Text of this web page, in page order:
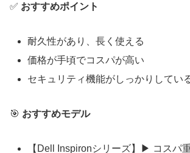
✅ おすすめポイント
耐久性があり、長く使える
価格が手頃でコスパが高い
セキュリティ機能がしっかりしてい
🎯 おすすめモデル
【Dell Inspironシリーズ】▶ コスパ